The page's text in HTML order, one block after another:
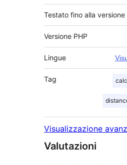
Testato fino alla versione
Versione PHP
Lingue
Tag
Visualizzazione
Valutazioni